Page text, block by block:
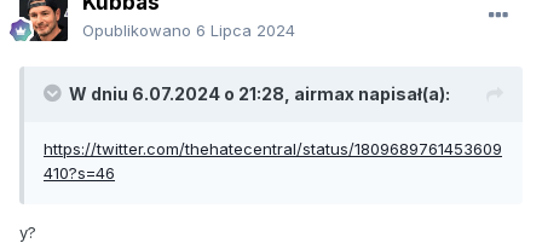
Opublikowano 6 Lipca 2024
W dniu 6.07.2024 o 21:28, airmax napisał(a):
https://twitter.com/thehatecentral/status/1809689761453609
410?s=46
y?